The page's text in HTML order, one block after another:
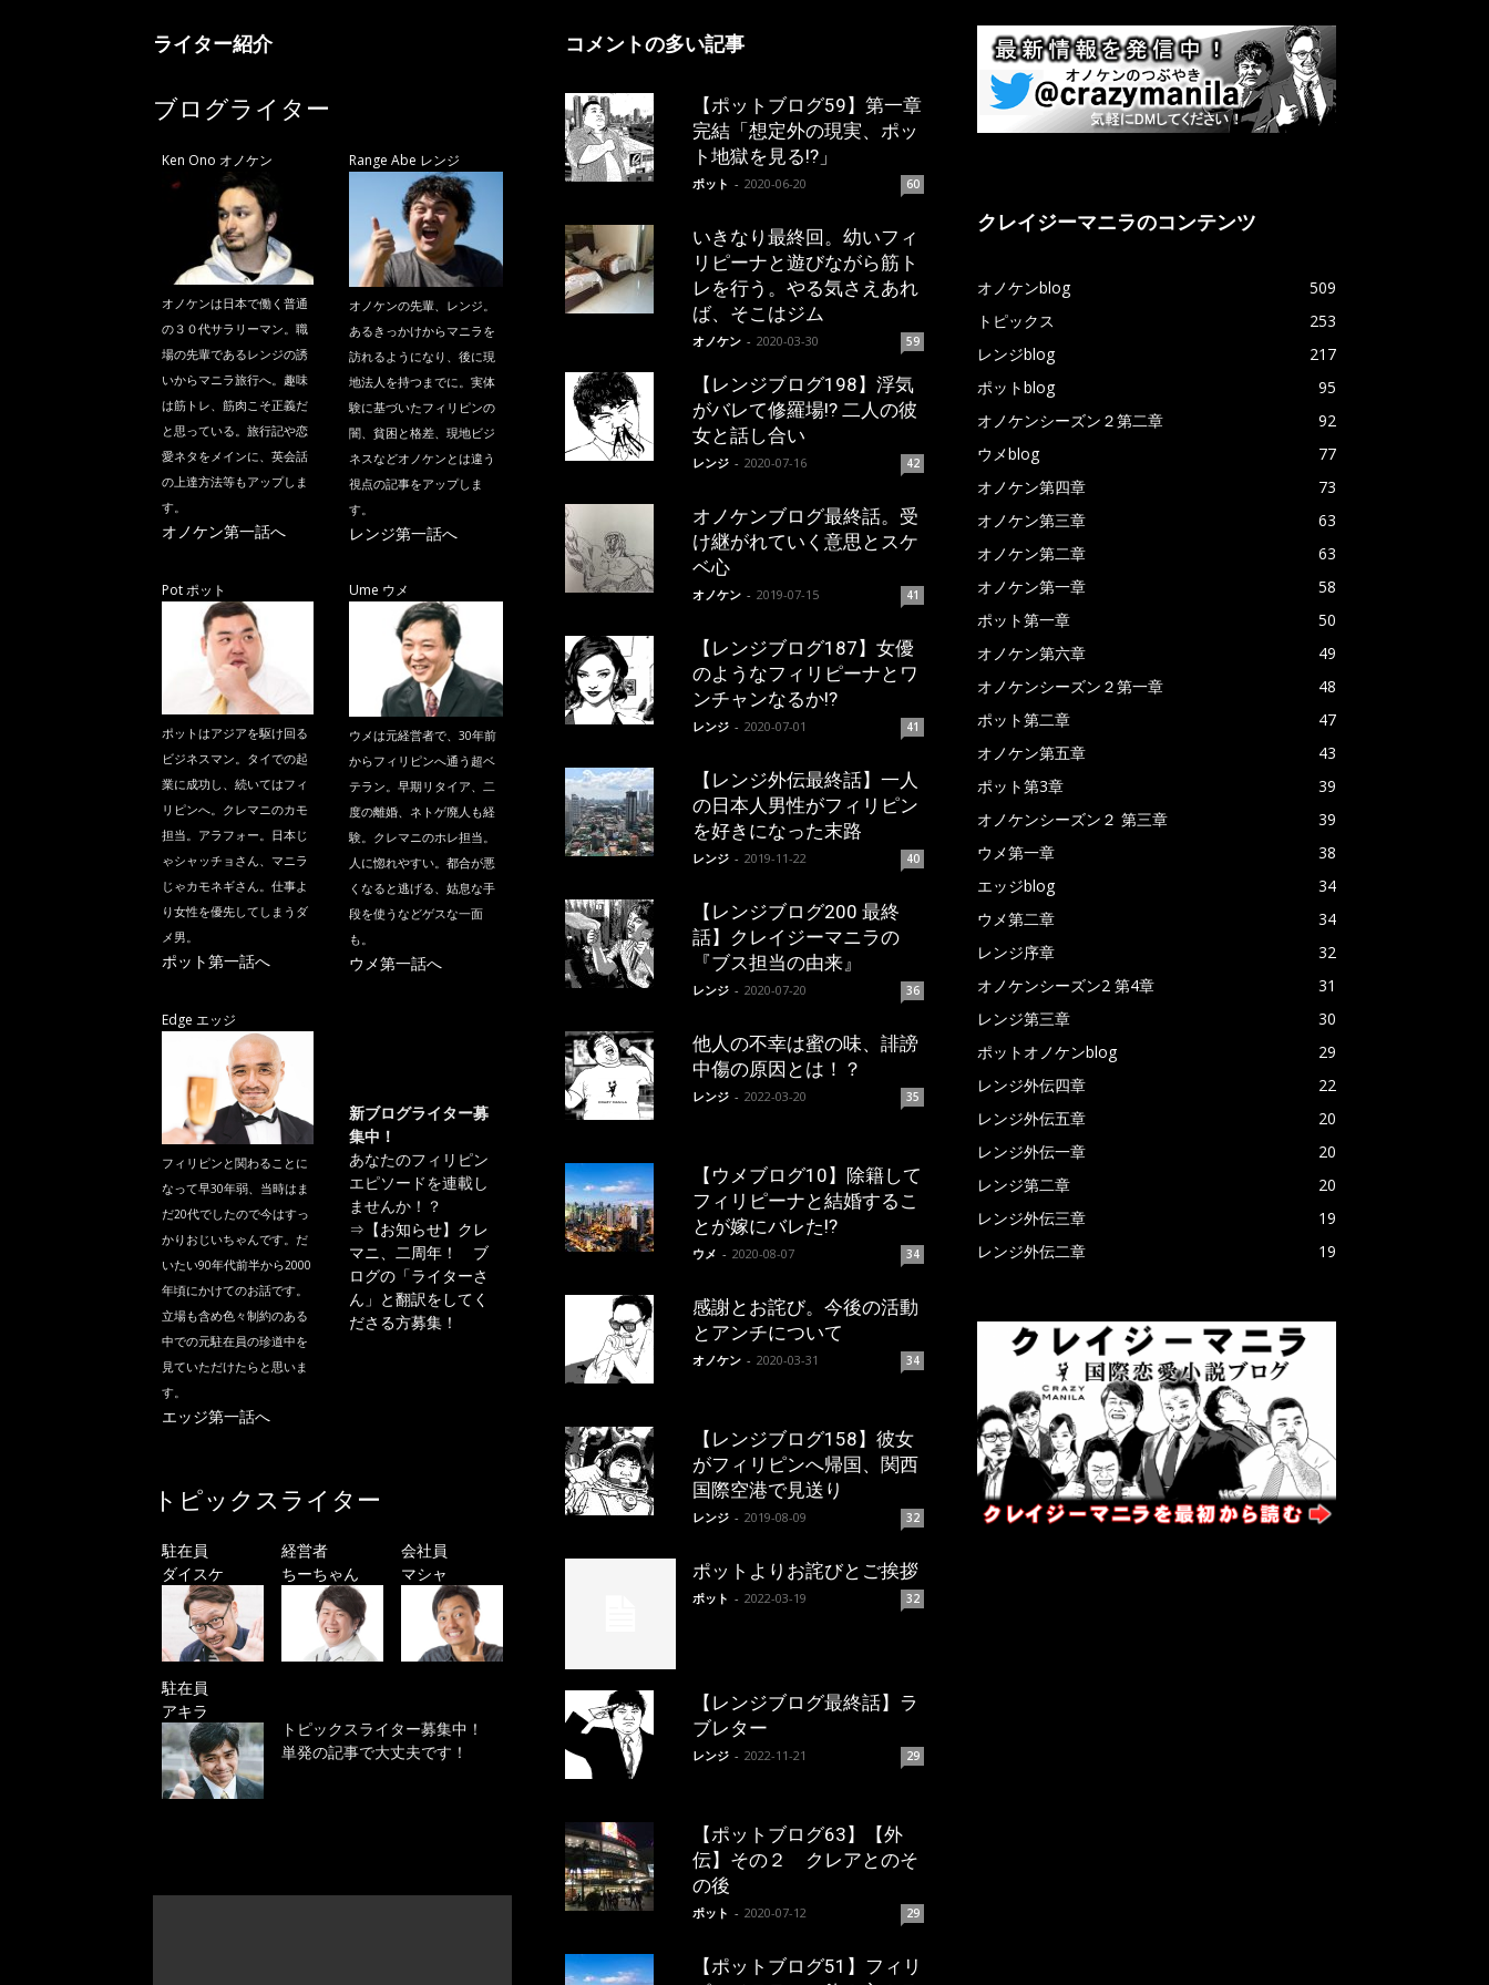
ライター紹介
ブログライター
Ken Ono オノケン
オノケンは日本で働く普通
の３０代サラリーマン。職
場の先輩であるレンジの誘
いからマニラ旅行へ。趣味
は筋トレ、筋肉こそ正義だ
と思っている。旅行記や恋
愛ネタをメインに、英会話
の上達方法等もアップしま
す。
オノケン第一話へ
Range Abe レンジ
オノケンの先輩、レンジ。
あるきっかけからマニラを
訪れるようになり、後に現
地法人を持つまでに。実体
験に基づいたフィリピンの
闇、貧困と格差、現地ビジ
ネスなどオノケンとは違う
視点の記事をアップしま
す。
レンジ第一話へ
Pot ポット
ポットはアジアを駆け回る
ビジネスマン。タイでの起
業に成功し、続いてはフィ
リピンへ。クレマニのカモ
担当。アラフォー。日本じ
ゃシャッチョさん、マニラ
じゃカモネギさん。仕事よ
り女性を優先してしまうダ
メ男。
ポット第一話へ
Ume ウメ
ウメは元経営者で、30年前
からフィリピンへ通う超ベ
テラン。早期リタイア、二
度の離婚、ネトゲ廃人も経
験。クレマニのホレ担当。
人に惚れやすい。都合が悪
くなると逃げる、姑息な手
段を使うなどゲスな一面
も。
ウメ第一話へ
Edge エッジ
フィリピンと関わることに
なって早30年弱、当時はま
だ20代でしたので今はすっ
かりおじいちゃんです。だ
いたい90年代前半から2000
年頃にかけてのお話です。
立場も含め色々制約のある
中での元駐在員の珍道中を
見ていただけたらと思いま
す。
エッジ第一話へ
新ブログライター募
集中！
あなたのフィリピン
エピソードを連載し
ませんか！？
⇒ 【お知らせ】クレ
マニ、二周年！ ブ
ログの「ライターさ
ん」と翻訳をしてく
ださる方募集！
トピックスライター
駐在員
ダイスケ
経営者
ちーちゃん
会社員
マシャ
駐在員
アキラ
トピックスライター募集中！
単発の記事で大丈夫です！
コメントの多い記事
【ポットブログ59】第一章
完結「想定外の現実、ポッ
ト地獄を見る!?」
ポット - 2020-06-20 60
いきなり最終回。幼いフィ
リピーナと遊びながら筋ト
レを行う。やる気さえあれ
ば、そこはジム
オノケン - 2020-03-30 59
【レンジブログ198】浮気
がバレて修羅場!? 二人の彼
女と話し合い
レンジ - 2020-07-16 42
オノケンブログ最終話。受
け継がれていく意思とスケ
ベ心
オノケン - 2019-07-15 41
【レンジブログ187】女優
のようなフィリピーナとワ
ンチャンなるか!?
レンジ - 2020-07-01 41
【レンジ外伝最終話】一人
の日本人男性がフィリピン
を好きになった末路
レンジ - 2019-11-22 40
【レンジブログ200 最終
話】クレイジーマニラの
『ブス担当の由来』
レンジ - 2020-07-20 36
他人の不幸は蜜の味、誹謗
中傷の原因とは！？
レンジ - 2022-03-20 35
【ウメブログ10】除籍して
フィリピーナと結婚するこ
とが嫁にバレた!?
ウメ - 2020-08-07 34
感謝とお詫び。今後の活動
とアンチについて
オノケン - 2020-03-31 34
【レンジブログ158】彼女
がフィリピンへ帰国、関西
国際空港で見送り
レンジ - 2019-08-09 32
ポットよりお詫びとご挨拶
ポット - 2022-03-19 32
【レンジブログ最終話】ラ
ブレター
レンジ - 2022-11-21 29
【ポットブログ63】【外
伝】その２ クレアとのそ
の後
ポット - 2020-07-12 29
【ポットブログ51】フィリ
クレイジーマニラのコンテンツ
オノケンblog
509
トピックス
253
レンジblog
217
ポットblog
95
オノケンシーズン２第二章
92
ウメblog
77
オノケン第四章
73
オノケン第三章
63
オノケン第二章
63
オノケン第一章
58
ポット第一章
50
オノケン第六章
49
オノケンシーズン２第一章
48
ポット第二章
47
オノケン第五章
43
ポット第3章
39
オノケンシーズン２ 第三章
39
ウメ第一章
38
エッジblog
34
ウメ第二章
34
レンジ序章
32
オノケンシーズン2 第4章
31
レンジ第三章
30
ポットオノケンblog
29
レンジ外伝四章
22
レンジ外伝五章
20
レンジ外伝一章
20
レンジ第二章
20
レンジ外伝三章
19
レンジ外伝二章
19